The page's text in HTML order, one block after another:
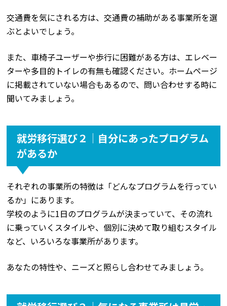
交通費を気にされる方は、交通費の補助がある事業所を選
ぶとよいでしょう。
また、車椅子ユーザーや歩行に困難がある方は、エレベー
ターや多目的トイレの有無も確認ください。ホームページ
に掲載されていない場合もあるので、問い合わせする時に
聞いてみましょう。
就労移行選び２│自分にあったプログラム
があるか
それぞれの事業所の特徴は「どんなプログラムを行ってい
るか」にあります。
学校のように1日のプログラムが決まっていて、その流れ
に乗っていくスタイルや、個別に決めて取り組むスタイル
など、いろいろな事業所があります。
あなたの特性や、ニーズと照らし合わせてみましょう。